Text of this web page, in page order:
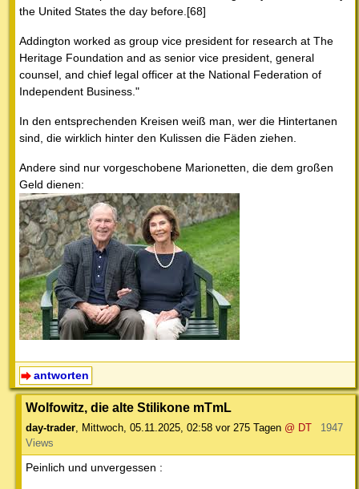
the United States the day before.[68]
Addington worked as group vice president for research at The
Heritage Foundation and as senior vice president, general
counsel, and chief legal officer at the National Federation of
Independent Business."
In den entsprechenden Kreisen weiß man, wer die Hintertanen
sind, die wirklich hinter den Kulissen die Fäden ziehen.
Andere sind nur vorgeschobene Marionetten, die dem großen
Geld dienen:
antworten
Wolfowitz, die alte Stilikone mTmL
day-trader, Mittwoch, 05.11.2025, 02:58 vor 275 Tagen @ DT
1947
Views
Peinlich und unvergessen :